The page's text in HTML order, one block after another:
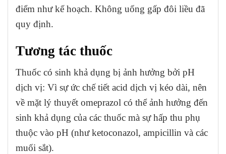
điểm như kế hoạch. Không uống gấp đôi liều đã
quy định.
Tương tác thuốc
Thuốc có sinh khả dụng bị ảnh hưởng bởi pH
dịch vị: Vì sự ức chế tiết acid dịch vị kéo dài, nên
về mặt lý thuyết omeprazol có thể ảnh hưởng đến
sinh khả dụng của các thuốc mà sự hấp thu phụ
thuộc vào pH (như ketoconazol, ampicillin và các
muối sắt).